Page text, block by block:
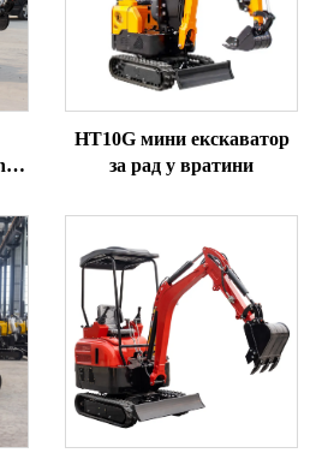
HT10G мини екскаватор
за рад у вратини